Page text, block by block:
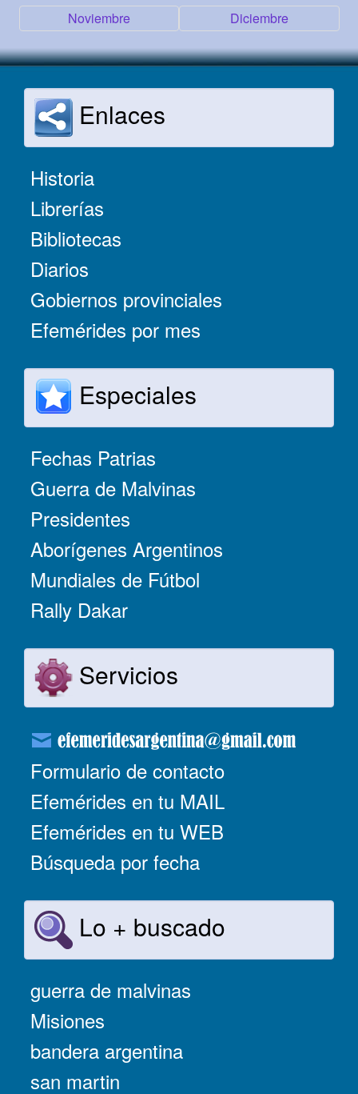
Noviembre Diciembre
Enlaces
Historia
Librerías
Bibliotecas
Diarios
Gobiernos provinciales
Efemérides por mes
Especiales
Fechas Patrias
Guerra de Malvinas
Presidentes
Aborígenes Argentinos
Mundiales de Fútbol
Rally Dakar
Servicios
Formulario de contacto
Efemérides en tu MAIL
Efemérides en tu WEB
Búsqueda por fecha
Lo + buscado
guerra de malvinas
Misiones
bandera argentina
san martin